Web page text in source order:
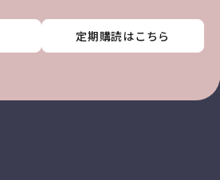
定期購読はこちら
定期購読はこちら
定期購読はこちら
定期購読はこちら